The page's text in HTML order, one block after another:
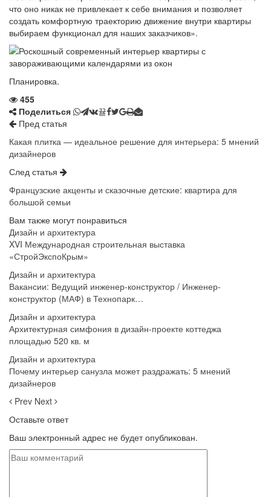
что оно никак не привлекает к себе внимания и позволяет
создать комфортную траекторию движение внутри квартиры
выбираем функционал для наших заказчиков».
Планировка.
455
Поделиться
Пред статья
Какая плитка — идеальное решение для интерьера: 5 мнений
дизайнеров
След статья
Французские акценты и сказочные детские: квартира для
большой семьи
Вам также могут понравиться
Дизайн и архитектура
XVI Международная строительная выставка
«СтройЭкспоКрым»
Дизайн и архитектура
Вакансии: Ведущий инженер-конструктор / Инженер-
конструктор (МАФ) в Технопарк…
Дизайн и архитектура
Архитектурная симфония в дизайн-проекте коттеджа
площадью 520 кв. м
Дизайн и архитектура
Почему интерьер санузла может раздражать: 5 мнений
дизайнеров
Prev Next
Оставьте ответ
Ваш электронный адрес не будет опубликован.